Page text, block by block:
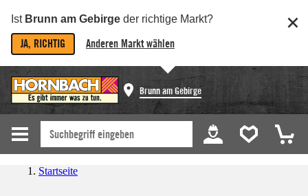
Ist Brunn am Gebirge der richtige Markt?
JA, RICHTIG Anderen Markt wählen
Brunn am Gebirge
Startseite